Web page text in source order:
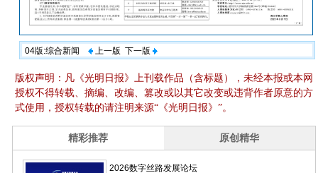
04版:综合新闻 上一版 下一版
版权声明：凡《光明日报》上刊载作品（含标题），未经本报或本网
授权不得转载、摘编、改编、篡改或以其它改变或违背作者原意的方
式使用，授权转载的请注明来源“《光明日报》”。